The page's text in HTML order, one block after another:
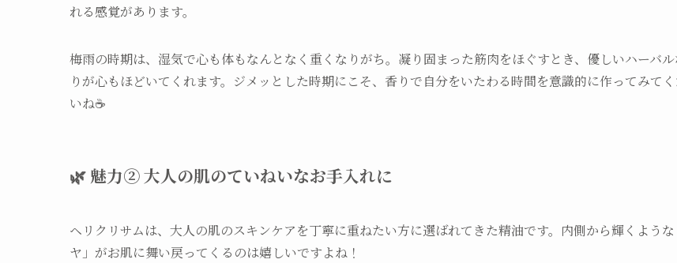
れる感覚があります。
梅雨の時期は、湿気で心も体もなんとなく重くなりがち。凝り固まった筋肉をほぐすとき、優しいハーバ
りが心もほどいてくれます。ジメッとした時期にこそ、香りで自分をいたわる時間を意識的に作ってみてく
いね☕
🌿 魅力② 大人の肌のていねいなお手入れに
ヘリクリサムは、大人の肌のスキンケアを丁寧に重ねたい方に選ばれてきた精油です。内側から輝くような
ヤ」がお肌に舞い戻ってくるのは嬉しいですよね！